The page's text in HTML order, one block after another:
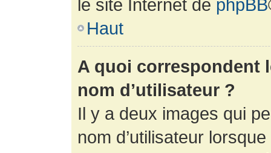
le site Internet de phpBB
Haut
A quoi correspondent
nom d’utilisateur ?
Il y a deux images qui
nom d’utilisateur